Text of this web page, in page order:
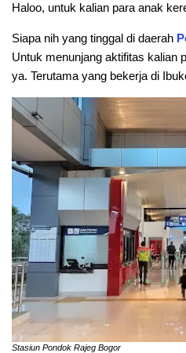
Haloo, untuk kalian para anak
Siapa nih yang tinggal di daerah
Untuk menunjang aktifitas kalian
ya. Terutama yang bekerja di
Stasiun Pondok Rajeg Bogor